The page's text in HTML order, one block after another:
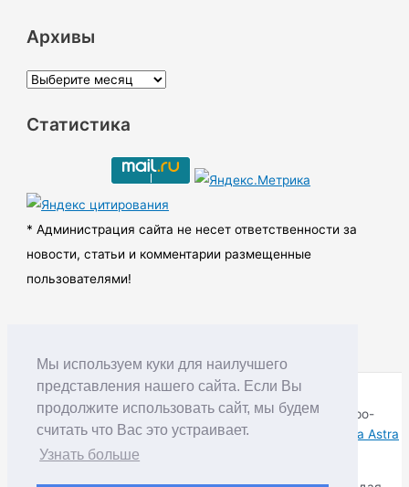
Мы используем куки для наилучшего
представления нашего сайта. Если Вы
продолжите использовать сайт, мы будем
считать что Вас это устраивает.
Узнать больше
Архивы
А
х
ы
Статистика
* Администрация сайта не несет ответственности за
новости, статьи и комментарии размещенные
пользователями!
Copyright © RUDNIK.MOBI 28.06.2008 - 2026 | Северо-
Енисейский округ Красноярского края | Powered by
Тема Astra